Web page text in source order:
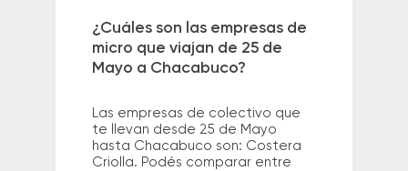
¿Cuáles son las empresas de
micro que viajan de 25 de
Mayo a Chacabuco?
Las empresas de colectivo que
te llevan desde 25 de Mayo
hasta Chacabuco son: Costera
Criolla. Podés comparar entre